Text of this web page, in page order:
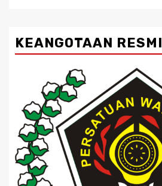
KEANGOTAAN RESMI